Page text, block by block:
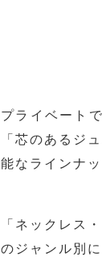
プライベート
「芯のあるジ
能なラインナ
「ネックレス
のジャンル別